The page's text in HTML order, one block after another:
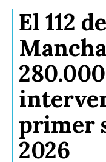
El 112
280.000
primer
2026